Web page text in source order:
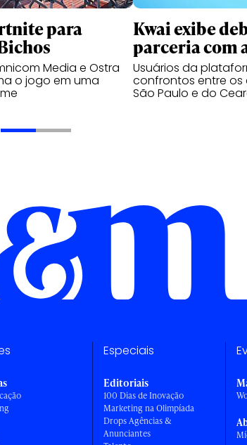
para
Media e Ostra
o jogo em uma
Kwai exibe
parceria com
Usuários da
confrontos entre
São Paulo e do
Especiais
Editoriais
100 Dias de Inovação
Marketing na Olimpíada
Drops Agências &
Anunciantes